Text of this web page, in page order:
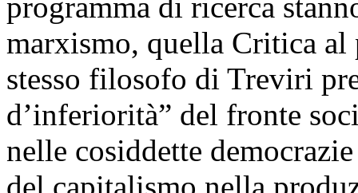
marxismo, quella Critica
stesso filosofo di Treviri
d’inferiorità” del fronte
nelle cosiddette
del capitalismo nella